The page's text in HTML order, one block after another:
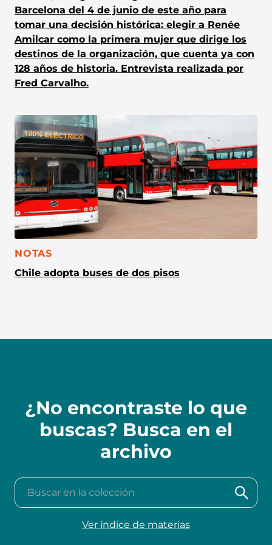
Barcelona del 4 de junio de este año para
tomar una decisión histórica: elegir a Renée
Amilcar como la primera mujer que dirige los
destinos de la organización, que cuenta ya con
128 años de historia. Entrevista realizada por
Fred Carvalho.
CATEGORÍA:
NOTAS
Chile adopta buses de dos pisos
¿No encontraste lo que
buscas? Busca en el
archivo
Buscar en la colección
Ver índice de materias